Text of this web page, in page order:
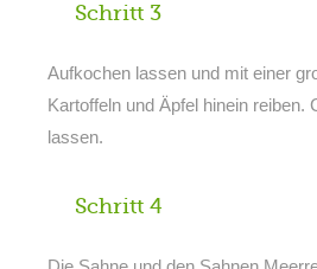
Schritt 3
Aufkochen lassen und mit einer
Kartoffeln und Äpfel hinein reiben.
lassen.
Schritt 4